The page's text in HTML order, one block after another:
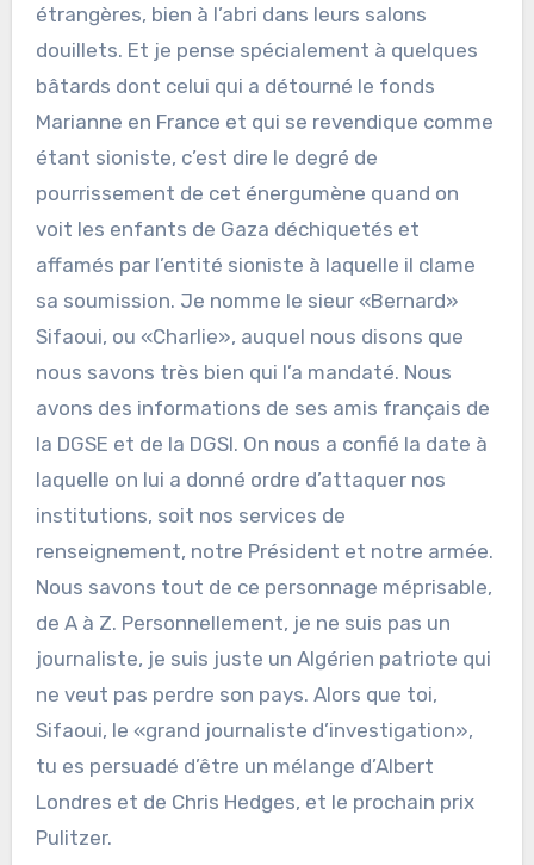
étrangères, bien à l’abri dans leurs salons
douillets. Et je pense spécialement à quelques
bâtards dont celui qui a détourné le fonds
Marianne en France et qui se revendique comme
étant sioniste, c’est dire le degré de
pourrissement de cet énergumène quand on
voit les enfants de Gaza déchiquetés et
affamés par l’entité sioniste à laquelle il clame
sa soumission. Je nomme le sieur «Bernard»
Sifaoui, ou «Charlie», auquel nous disons que
nous savons très bien qui l’a mandaté. Nous
avons des informations de ses amis français de
la DGSE et de la DGSI. On nous a confié la date à
laquelle on lui a donné ordre d’attaquer nos
institutions, soit nos services de
renseignement, notre Président et notre armée.
Nous savons tout de ce personnage méprisable,
de A à Z. Personnellement, je ne suis pas un
journaliste, je suis juste un Algérien patriote qui
ne veut pas perdre son pays. Alors que toi,
Sifaoui, le «grand journaliste d’investigation»,
tu es persuadé d’être un mélange d’Albert
Londres et de Chris Hedges, et le prochain prix
Pulitzer.